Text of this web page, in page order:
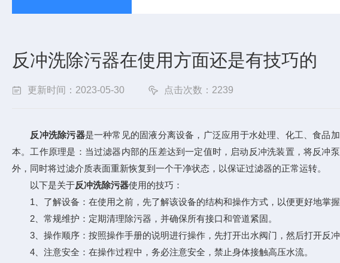
反冲洗除污器在使用方面还是有技巧的
更新时间：2023-05-30 点击次数：2239
反冲洗除污器是一种常见的固液分离设备，广泛应用于水处理、化工、食品
本。工作原理是：当过滤器内部的压差达到一定值时，启动反冲洗装置，将反
外，同时将过滤介质表面重新恢复到一个干净状态，以保证过滤器的正常运转。
以下是关于反冲洗除污器使用的技巧：
1、了解设备：在使用之前，先了解该设备的结构和操作方式，以便更好地掌握
2、常规维护：定期清理除污器，并确保所有接口和管道紧固。
3、操作顺序：按照操作手册的说明进行操作，先打开出水阀门，然后打开反
4、注意安全：在操作过程中，务必注意安全，禁止身体接触高压水流。